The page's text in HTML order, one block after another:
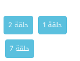
حلقة 1 حلقة 2
حلقة 7